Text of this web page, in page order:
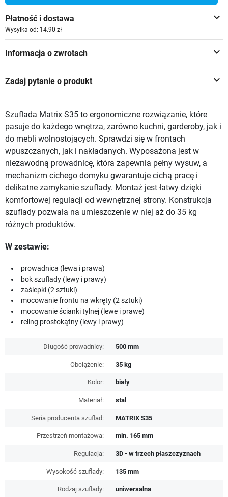
keyboard_arrow_down
Płatność i dostawa
Wysyłka od: 14.90 zł
keyboard_arrow_down
Informacja o zwrotach
keyboard_arrow_down
Zadaj pytanie o produkt
Szuflada Matrix S35 to ergonomiczne rozwiązanie, które
pasuje do każdego wnętrza, zarówno kuchni, garderoby, jak i
do mebli wolnostojących. Sprawdzi się w frontach
wpuszczanych, jak i nakładanych. Wyposażona jest w
niezawodną prowadnicę, która zapewnia pełny wysuw, a
mechanizm cichego domyku gwarantuje cichą pracę i
delikatne zamykanie szuflady. Montaż jest łatwy dzięki
komfortowej regulacji od wewnętrznej strony. Konstrukcja
szuflady pozwala na umieszczenie w niej aż do 35 kg
różnych produktów.
W zestawie:
prowadnica (lewa i prawa)
bok szuflady (lewy i prawy)
zaślepki (2 sztuki)
mocowanie frontu na wkręty (2 sztuki)
mocowanie ścianki tylnej (lewe i prawe)
reling prostokątny (lewy i prawy)
Długość prowadnicy: 500 mm
Obciążenie: 35 kg
Kolor: biały
Materiał: stal
Seria producenta szuflad: MATRIX S35
Przestrzeń montażowa: min. 165 mm
Regulacja: 3D - w trzech płaszczyznach
Wysokość szuflady: 135 mm
Rodzaj szuflady: uniwersalna